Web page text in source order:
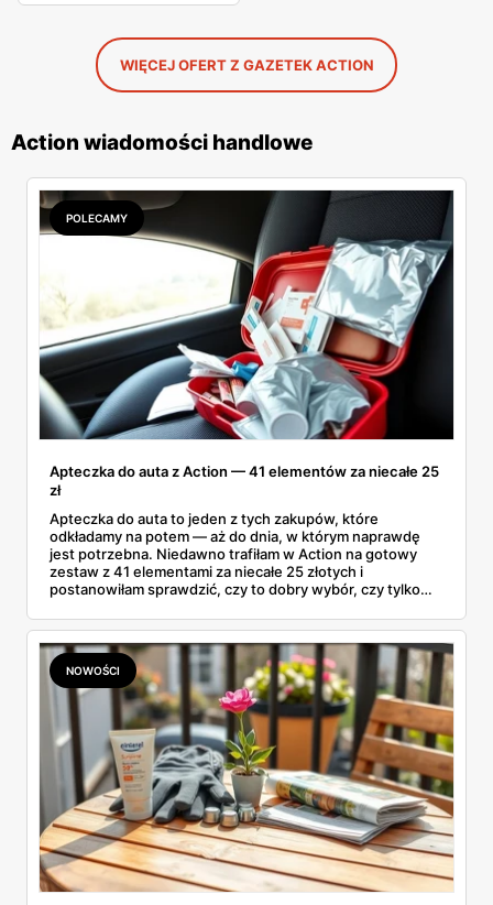
WIĘCEJ OFERT Z GAZETEK ACTION
Action wiadomości handlowe
POLECAMY
Apteczka do auta z Action — 41 elementów za niecałe 25
zł
Apteczka do auta to jeden z tych zakupów, które
odkładamy na potem — aż do dnia, w którym naprawdę
jest potrzebna. Niedawno trafiłam w Action na gotowy
zestaw z 41 elementami za niecałe 25 złotych i
postanowiłam sprawdzić, czy to dobry wybór, czy tylko
wątpliwość, która od tygodni krąży po sieci: czy apteczka
samochodowa jest już obowiązkowa w 2026 roku. Bo
wokół tego tematu narosło całkiem sporo mitów.
NOWOŚCI